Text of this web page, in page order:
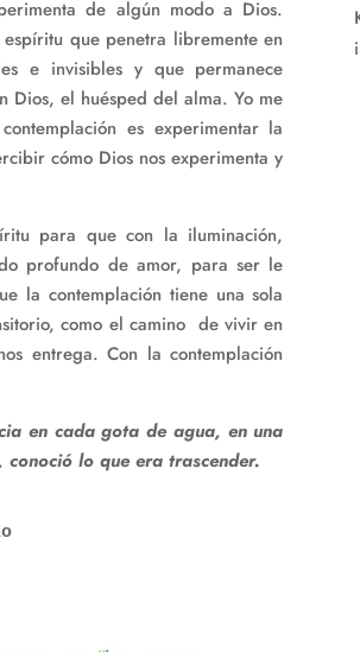
de algún modo a Dios.
que penetra libremente en
e invisibles y que permanece
Dios, el huésped del alma. Yo me
es experimentar la
cómo Dios nos experimenta y
para que con la iluminación,
profundo de amor, para ser le
la contemplación tiene una sola
como el camino de vivir en
entrega. Con la contemplación
en cada gota de agua, en una
lo que era trascender.